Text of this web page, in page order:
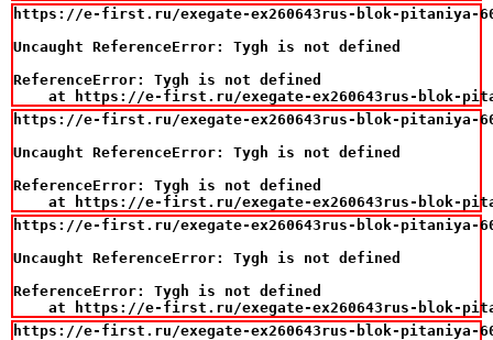
https://e-first.ru/exegate-ex260643rus-blok-pitaniya-
Uncaught ReferenceError: Tygh is not defined
ReferenceError: Tygh is not defined
at https://e-first.ru/exegate-ex260643rus-blok-
https://e-first.ru/exegate-ex260643rus-blok-pitaniya-
Uncaught ReferenceError: Tygh is not defined
ReferenceError: Tygh is not defined
at https://e-first.ru/exegate-ex260643rus-blok-
https://e-first.ru/exegate-ex260643rus-blok-pitaniya-
Uncaught ReferenceError: Tygh is not defined
ReferenceError: Tygh is not defined
at https://e-first.ru/exegate-ex260643rus-blok-
https://e-first.ru/exegate-ex260643rus-blok-pitaniya-